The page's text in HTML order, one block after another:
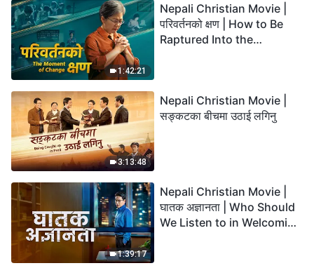
1:42:21
Nepali Christian Movie |
परिवर्तनको क्षण | How to Be
Raptured Into the
3:13:48
Nepali Christian Movie |
सङ्कटका बीचमा उठाई लगिनु
1:39:17
Nepali Christian Movie |
घातक अज्ञानता | Who Should
We Listen to in Welcoming